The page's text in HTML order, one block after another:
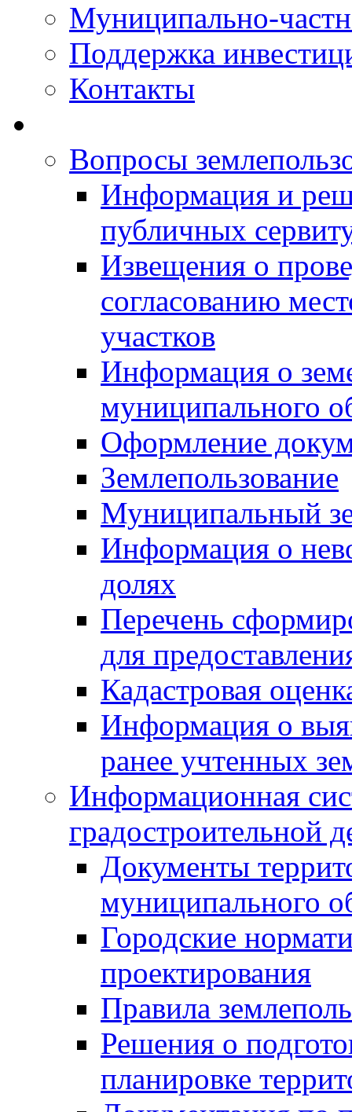
Муниципально-
Поддержка
Контакты
Вопросы
Информация и
публичных
Извещения о
согласованию
участков
Информация о
муниципального
Оформление
Землепользование
Муниципальный
Информация о
долях
Перечень
для
Кадастровая
Информация о
ранее учтенных
Информационная
градостроительной
Документы
муниципального
Городские
проектирования
Правила
Решения о
планировке